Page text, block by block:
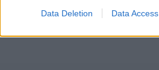
Data Deletion Data Access